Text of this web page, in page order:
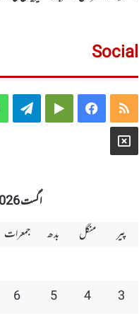
Social
RSS
Facebook
Google
X
اگست 2026
پیر
منگل بدھ جمعرات
3
4
5
6